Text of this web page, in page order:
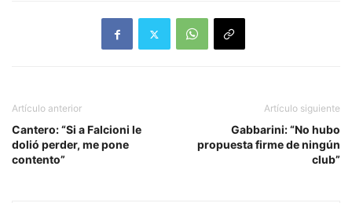
Artículo anterior
Cantero: “Si a Falcioni le
dolió perder, me pone
contento”
Artículo siguiente
Gabbarini: “No hubo
propuesta firme de ningún
club”